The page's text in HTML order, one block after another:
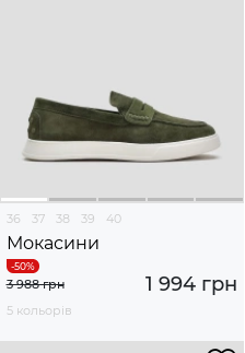
36 37 38 39 40
Мокасини
1 994 грн
3 988 грн
5 кольорів